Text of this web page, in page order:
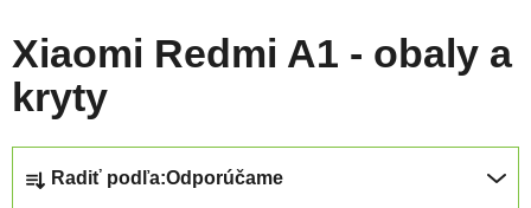
Xiaomi Redmi A1 - obaly a
kryty
Radiť podľa:Odporúčame